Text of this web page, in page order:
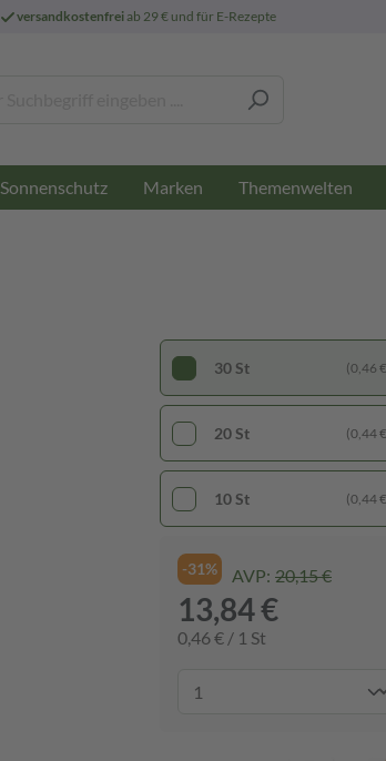
versandkostenfreiab 29 € und für E-Rezepte
Sonnenschutz Marken Themenwelten
30 St (0,46
20 St (0,44
10 St (0,44
-31% AVP: 20,15 €
13,84 €
0,46 € / 1 St